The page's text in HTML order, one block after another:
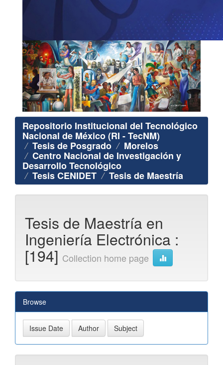
Repositorio Institucional del Tecnológico
Nacional de México (RI - TecNM)
Tesis de Posgrado Morelos
Centro Nacional de Investigación y
Desarrollo Tecnológico
Tesis CENIDET Tesis de Maestría
Tesis de Maestría en
Ingeniería Electrónica :
[194] Collection home page
Browse